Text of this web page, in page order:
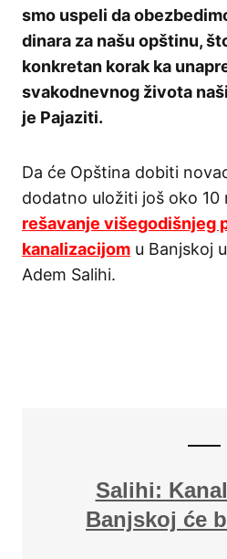
smo uspeli da
dinara za našu opštinu,
konkretan korak ka
svakodnevnog života
je Pajaziti.
Da će Opština dobiti
dodatno uložiti još oko 10
rešavanje višegodišnjeg
kanalizacijom u Banjskoj
Adem Salihi.
Salihi:
Banjskoj će